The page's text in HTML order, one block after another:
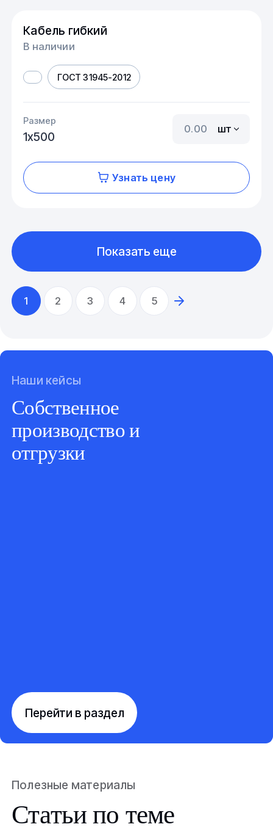
Кабель гибкий
В наличии
ГОСТ 31945-2012
Размер
1х500
шт
Узнать цену
1 2 3 4 5
Показать еще
Наши кейсы
Собственное
производство и
отгрузки
Перейти в раздел
Полезные материалы
Статьи по теме